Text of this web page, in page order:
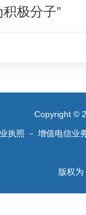
极分子”
Copyright ©
执照 － 增值电信业
版权